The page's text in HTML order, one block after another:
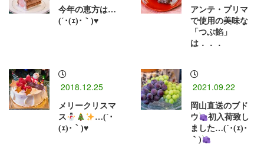
今年の恵方は…
(´･(ｪ)･｀)♥
アンテ・プリマ
で使用の美味な
「つぶ餡」
は．．．
2018.12.25
メリークリスマ
ス
…(´･
(ｪ)･｀)♥
2021.09.22
岡山直送のブド
ウ
初入荷致し
ました…(´･(ｪ)･
｀)